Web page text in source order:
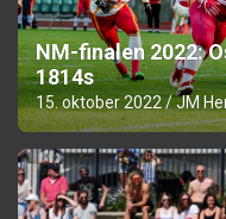
NM-finalen 2022:
1814s
15. oktober 2022 JM